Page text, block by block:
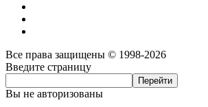
Все права защищены © 1998-2026
Введите страницу
Вы не авторизованы